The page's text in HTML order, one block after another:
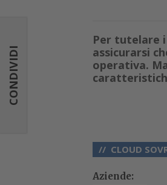
Per tutelare
assicurarsi
operativa.
CLOUD
Aziende:
CONDIVIDI